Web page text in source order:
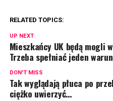
RELATED TOPICS:
UP NEXT
Mieszkańcy UK będą mogli
Trzeba spełniać jeden
DON'T MISS
Tak wyglądają płuca po
ciężko uwierzyć…